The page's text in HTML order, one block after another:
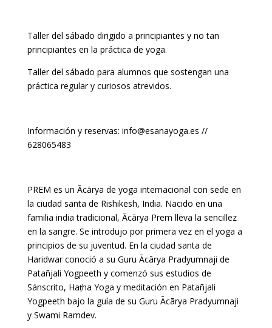
Taller del sábado dirigido a principiantes y no tan
principiantes en la práctica de yoga.
Taller del sábado para alumnos que sostengan una
práctica regular y curiosos atrevidos.
Información y reservas: info@esanayoga.es //
628065483
PREM es un Ācārya de yoga internacional con sede en
la ciudad santa de Rishikesh, India. Nacido en una
familia india tradicional, Ācārya Prem lleva la sencillez
en la sangre. Se introdujo por primera vez en el yoga a
principios de su juventud. En la ciudad santa de
Haridwar conoció a su Guru Ācārya Pradyumnaji de
Patañjali Yogpeeth y comenzó sus estudios de
Sánscrito, Haṭha Yoga y meditación en Patañjali
Yogpeeth bajo la guía de su Guru Ācārya Pradyumnaji
y Swami Ramdev.